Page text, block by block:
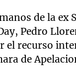
de la ex
Pedro
el recurso
de